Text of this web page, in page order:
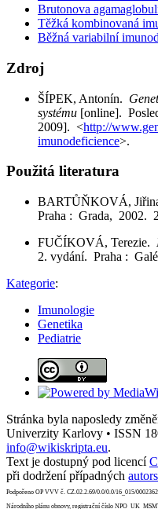
Brutonova
Těžká kombinovaná
Běžná variabilní
Zdroj
ŠÍPEK, Antonín.
systému [online].
2009]. <http://
imunodeficience>.
Použitá literatura
BARTŮŇKOVÁ,
Praha : Grada, 2002.
FUČÍKOVÁ, Terezie.
2. vydání. Praha :
Kategorie:
Imunologie
Genetika
Pediatrie
Stránka byla naposledy
Univerzity Karlovy • ISSN
info@wikiskripta.eu.
Text je dostupný pod licencí
při dodržení případných
Podpořeno OP VVV č. CZ.02.2.69/0.0/0.0/16_015/
Národního plánu obnovy, registrační číslo